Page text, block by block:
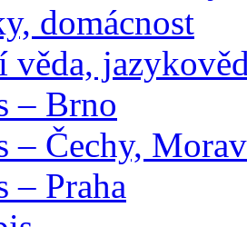
domácnost
věda,
– Brno
– Čechy,
– Praha